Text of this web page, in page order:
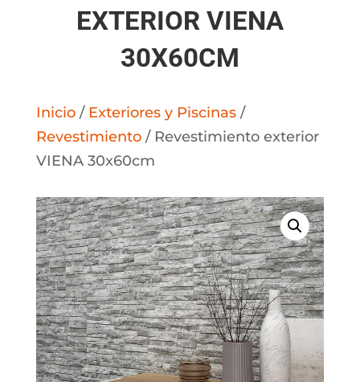
EXTERIOR VIENA
30X60CM
Inicio/ Exteriores y Piscinas/
Revestimiento/ Revestimiento exterior
VIENA 30x60cm